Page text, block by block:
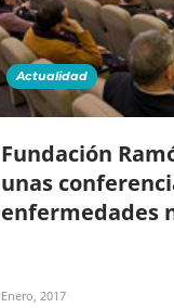
Actualidad
Fundación
unas
enfermedades
Enero, 2017